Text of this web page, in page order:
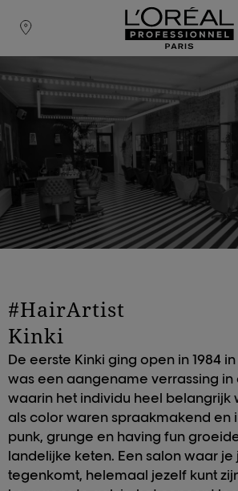
#HairArtist
Kinki
De eerste Kinki ging open in 1984
was een aangename verrassing in
waarin het individu heel belangrijk
als color waren spraakmakend en
punk, grunge en having fun
landelijke keten. Een salon waar
tegenkomt, helemaal jezelf kunt